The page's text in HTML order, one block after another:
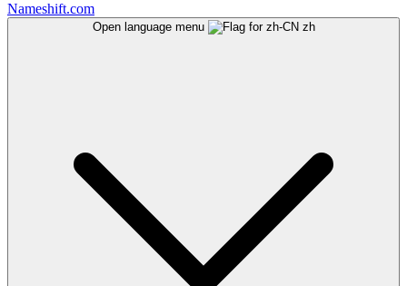
Nameshift.com
Open language menu zh